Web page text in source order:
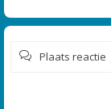
Plaats reactie